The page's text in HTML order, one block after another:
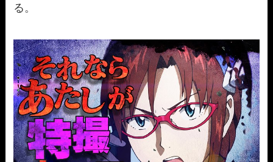
る。